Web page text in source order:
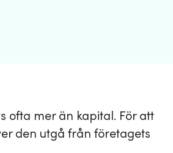
ofta mer än kapital. För att
den utgå från företagets